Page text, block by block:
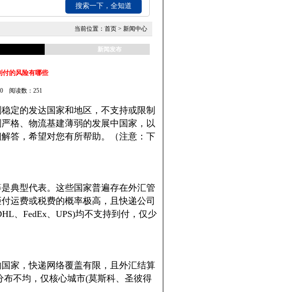
搜索一下，全知道
当前位置： 首页 > 新闻中心
新闻发布
付的风险有哪些
阅读数：251
定的发达国家和地区，不支持或限制
格、物流基建薄弱的发展中国家，以
答，希望对您有所帮助。（注意：下
型代表。这些国家普遍存在外汇管
运费或税费的概率极高，且快递公司
、FedEx、UPS)均不支持到付，仅少
家，快递网络覆盖有限，且外汇结算
不均，仅核心城市(莫斯科、圣彼得